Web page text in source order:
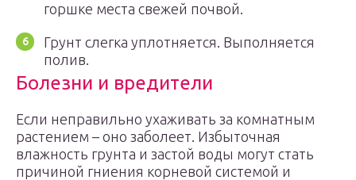
горшке места свежей почвой.
Грунт слегка уплотняется. Выполняется
полив.
Болезни и вредители
Если неправильно ухаживать за комнатным
растением – оно заболеет. Избыточная
влажность грунта и застой воды могут стать
причиной гниения корневой системой и